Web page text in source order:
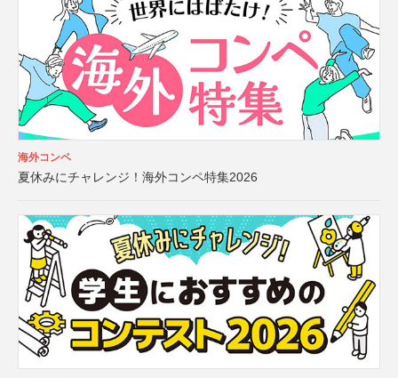
海外コンペ
夏休みにチャレンジ！海外コンペ特集2026